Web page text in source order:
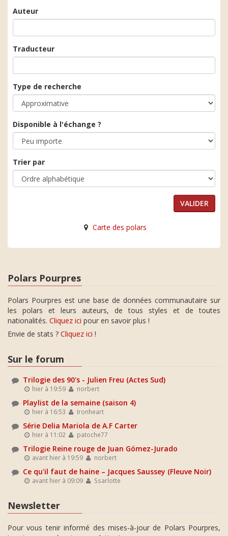
Auteur
Traducteur
Type de recherche
Disponible à l'échange ?
Trier par
Carte des polars
Polars Pourpres
Polars Pourpres est une base de données communautaire sur
les polars et leurs auteurs, de tous styles et de toutes
nationalités. Cliquez ici pour en savoir plus !
Envie de stats ? Cliquez ici !
Sur le forum
Trilogie des 90's - Julien Freu (Actes Sud)
hier à 19:59 norbert
Playlist de la semaine (saison 4)
hier à 16:53 Ironheart
Série Delia Mariola de A.F Carter
hier à 11:02 patoche77
Trilogie Reine rouge de Juan Gómez-Jurado
avant hier à 19:59 norbert
Ce qu'il faut de haine – Jacques Saussey (Fleuve Noir)
avant hier à 09:09 Ssarlotte
Newsletter
Pour vous tenir informé des mises-à-jour de Polars Pourpres,